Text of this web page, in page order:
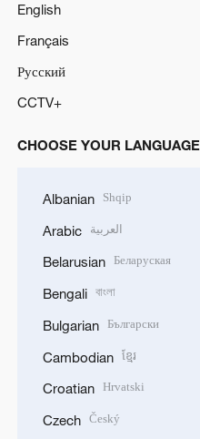
English
Français
Русский
CCTV+
CHOOSE YOUR LANGUAGE
Albanian Shqip
Arabic العربية
Belarusian Беларуская
Bengali বাংলা
Bulgarian Български
Cambodian ខ្មែរ
Croatian Hrvatski
Czech Český